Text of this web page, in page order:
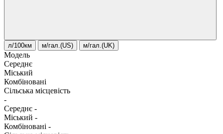
л/100км м/гал.(US) м/гал.(UK)
Модель
Середнє
Міський
Комбіновані
Сільська місцевість
-
Середнє -
Міський -
Комбіновані -